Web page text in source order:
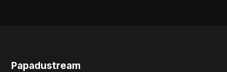
Papadustream